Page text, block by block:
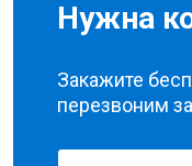
Нужна
Закажите
перезвоним